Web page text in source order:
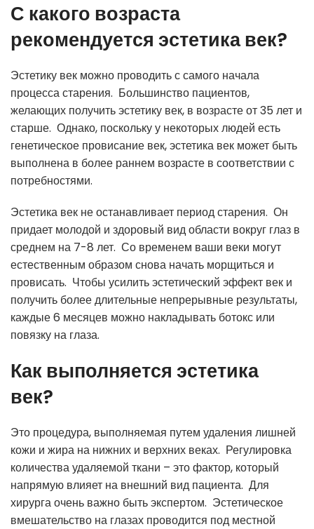
С какого возраста
рекомендуется эстетика век?
Эстетику век можно проводить с самого начала
процесса старения. Большинство пациентов,
желающих получить эстетику век, в возрасте от 35 лет и
старше. Однако, поскольку у некоторых людей есть
генетическое провисание век, эстетика век может быть
выполнена в более раннем возрасте в соответствии с
потребностями.
Эстетика век не останавливает период старения. Он
придает молодой и здоровый вид области вокруг глаз в
среднем на 7-8 лет. Со временем ваши веки могут
естественным образом снова начать морщиться и
провисать. Чтобы усилить эстетический эффект век и
получить более длительные непрерывные результаты,
каждые 6 месяцев можно накладывать ботокс или
повязку на глаза.
Как выполняется эстетика
век?
Это процедура, выполняемая путем удаления лишней
кожи и жира на нижних и верхних веках. Регулировка
количества удаляемой ткани – это фактор, который
напрямую влияет на внешний вид пациента. Для
хирурга очень важно быть экспертом. Эстетическое
вмешательство на глазах проводится под местной